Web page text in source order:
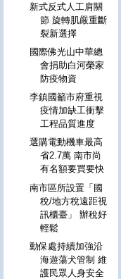
新式反式人工肩關
節 旋轉肌嚴重斷
裂新選擇
國際佛光山中華總
會捐助白河榮家
防疫物資
李鎮國籲市府重視
疫情加缺工衝擊
工程品質進度
選購電動機車最高
省2.7萬 南市尚
有名額要買要快
南市區所設置「國
稅/地方稅遠距視
訊櫃臺」 辦稅好
輕鬆
動保處持續加強沿
海遊蕩犬管制 維
護民眾人身安全